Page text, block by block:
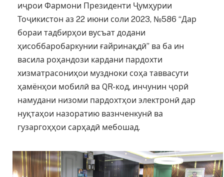
иҷрои Фармони Президенти Ҷумҳурии
Тоҷикистон аз 22 июни соли 2023, №586 “Дар
бораи тадбирҳои вусъат додани
ҳисоббаробаркунии ғайринақдӣ” ва ба ин
васила роҳандози кардани пардохти
хизматрасониҳои муздноки соҳа таввасути
ҳамёнҳои мобилӣ ва QR-код, инчунин ҷорӣ
намудани низоми пардохтҳои электронӣ дар
нуқтаҳои назоратию вазнченкунӣ ва
гузаргоҳҳои сарҳадӣ мебошад.